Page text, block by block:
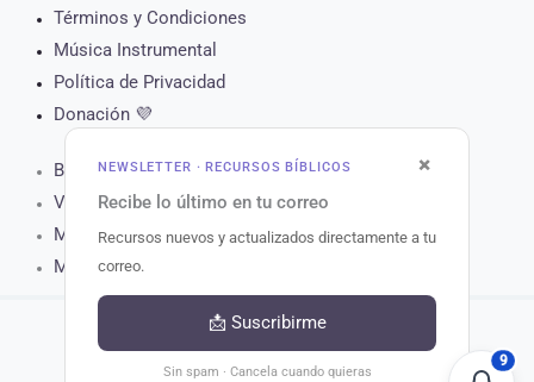
×
NEWSLETTER · RECURSOS BÍBLICOS
Recibe lo último en tu correo
Recursos nuevos y actualizados directamente a tu
correo.
📩 Suscribirme
Sin spam · Cancela cuando quieras
Términos y Condiciones
Música Instrumental
Política de Privacidad
Donación 💜
Biblia Online
Versículo del Día
Muro de Oración
Matutina para Hoy
Copyright © 2026 Recursos Bíblicos. 9